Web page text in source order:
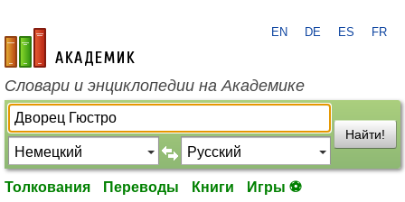
academic.ru
EN DE ES FR
Словари и энциклопедии на Академике
Найти!
Толкования Переводы Книги Игры ⚽